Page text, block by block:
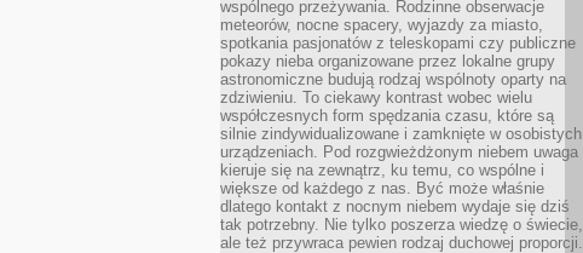
wspólnego przeżywania. Rodzinne obserwacje
meteorów, nocne spacery, wyjazdy za miasto,
spotkania pasjonatów z teleskopami czy publiczne
pokazy nieba organizowane przez lokalne grupy
astronomiczne budują rodzaj wspólnoty oparty na
zdziwieniu. To ciekawy kontrast wobec wielu
współczesnych form spędzania czasu, które są
silnie zindywidualizowane i zamknięte w osobistych
urządzeniach. Pod rozgwieżdżonym niebem uwaga
kieruje się na zewnątrz, ku temu, co wspólne i
większe od każdego z nas. Być może właśnie
dlatego kontakt z nocnym niebem wydaje się dziś
tak potrzebny. Nie tylko poszerza wiedzę o świecie,
ale też przywraca pewien rodzaj duchowej proporcji.